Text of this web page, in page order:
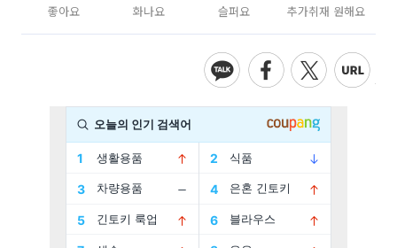
좋아요 화나요 슬퍼요 추가취재 원해요